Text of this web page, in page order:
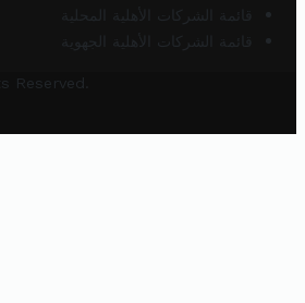
قائمة الشركات الأهلية المحلية
قائمة الشركات الأهلية الجهوية
Reserved.